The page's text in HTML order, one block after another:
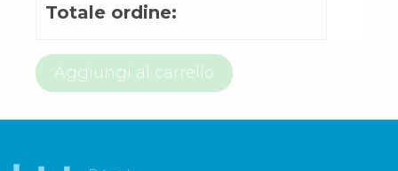
Totale ordine:
800
97
Aggiungi al carrello